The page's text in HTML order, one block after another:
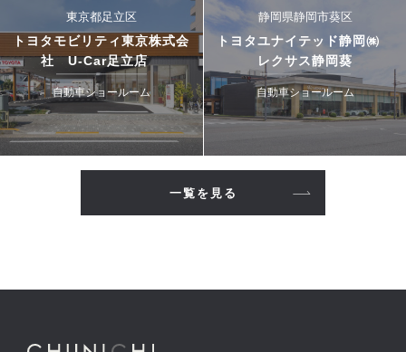
東京都足立区
トヨタモビリティ東京株式会
社 U-Car足立店
自動車ショールーム
静岡県静岡市葵区
トヨタユナイテッド静岡㈱
レクサス静岡葵
自動車ショールーム
一覧を見る